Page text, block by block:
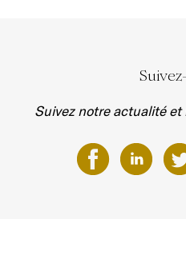
Suivez notre actualité et